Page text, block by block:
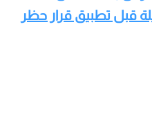
قبل تطبيق قرار حظر